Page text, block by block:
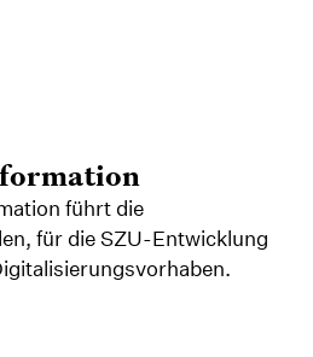
führt die
für die SZU-Entwicklung